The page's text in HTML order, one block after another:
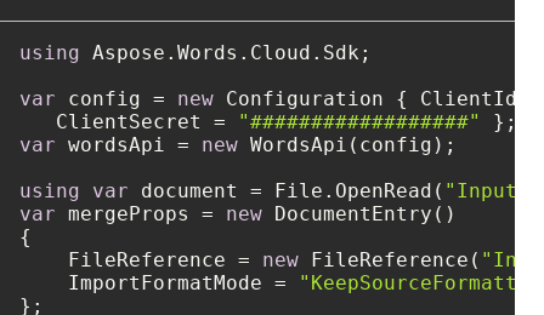
using Aspose.Words.Cloud.Sdk;
var config = new Configuration { ClientId
   ClientSecret =
"##################"
var wordsApi = new WordsApi(config);
using
var document = File.OpenRead(
var mergeProps = new DocumentEntry()
{
    FileReference =
new FileReference(
    ImportFormatMode =